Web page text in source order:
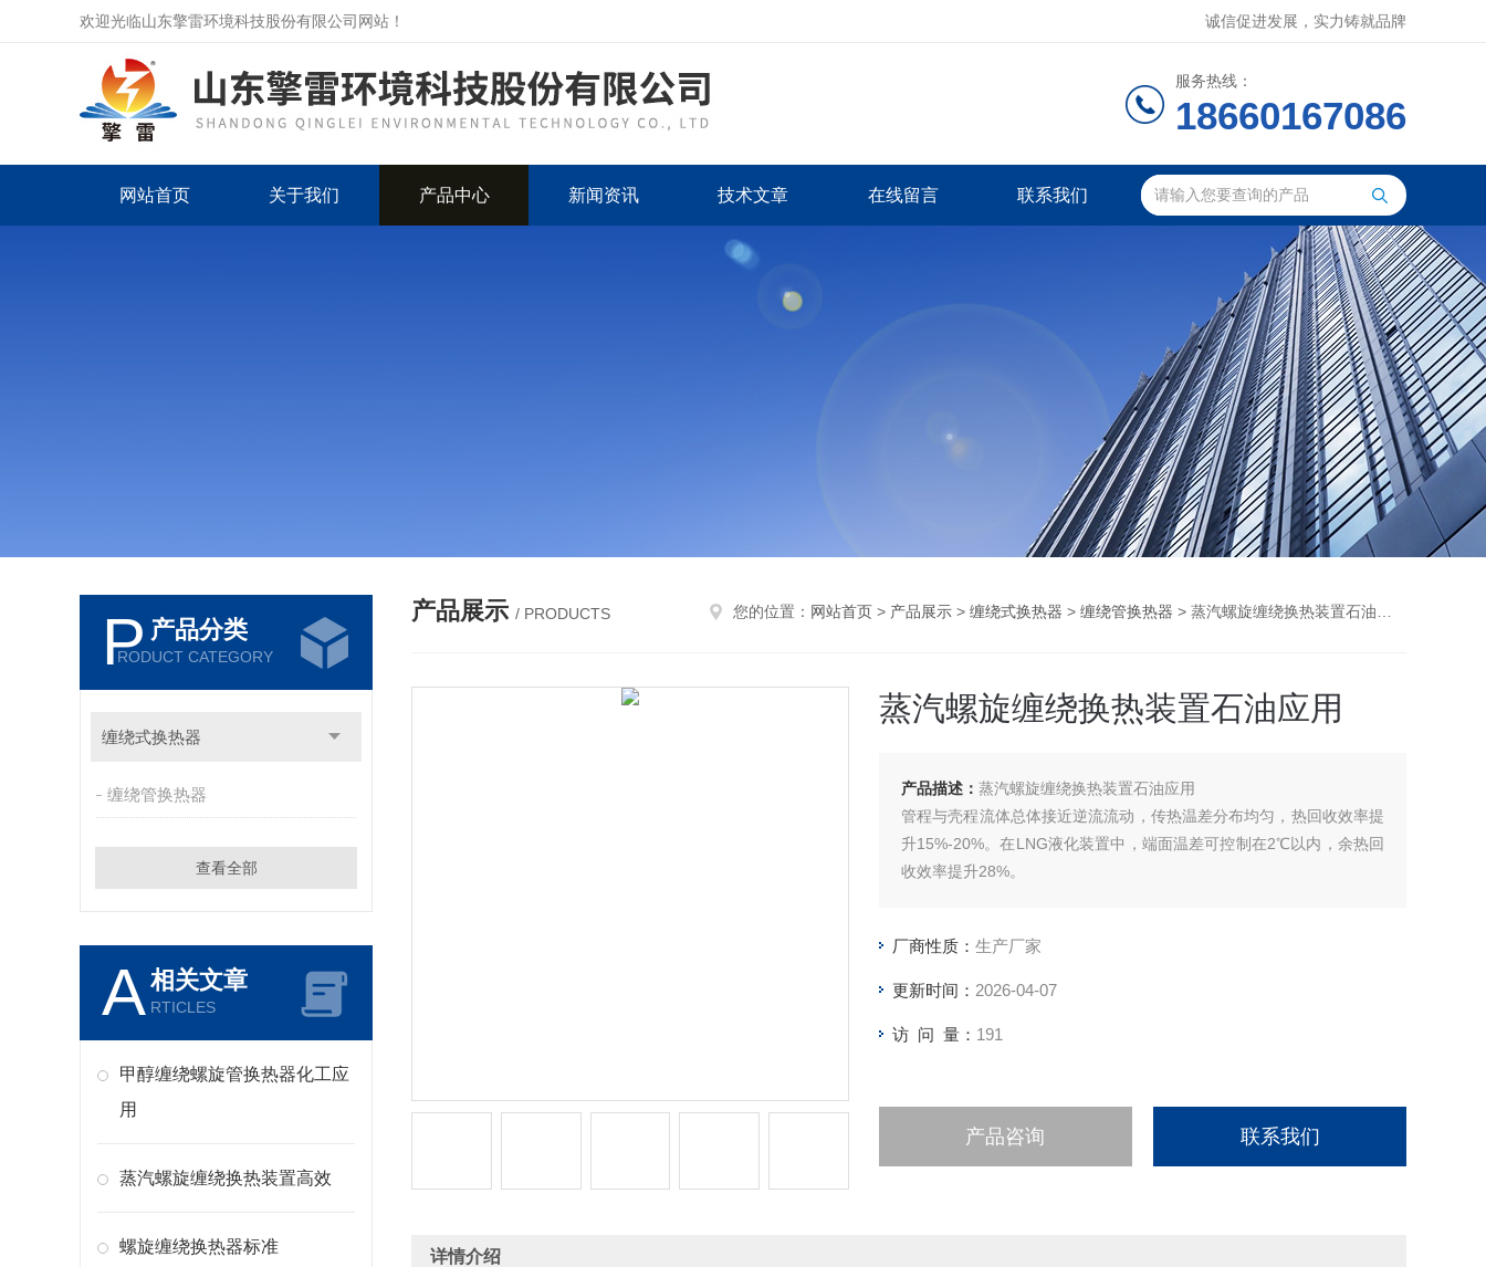
欢迎光临山东擎雷环境科技股份有限公司网站！ 诚信促进发展，实力铸就品牌
服务热线：
18660167086
网站首页 关于我们 产品中心 新闻资讯 技术文章 在线留言 联系我们
P 产品分类
RODUCT CATEGORY
缠绕式换热器
缠绕管换热器
查看全部
A相关文章
RTICLES
甲醇缠绕螺旋管换热器化工应
用
蒸汽螺旋缠绕换热装置高效
螺旋缠绕换热器标准
产品展示 / PRODUCTS 您的位置： 网站首页 > 产品展示 > 缠绕式换热器 > 缠绕管换热器 > 蒸汽螺旋缠绕换热装置石油应用
蒸汽螺旋缠绕换热装置石油应用
产品描述： 蒸汽螺旋缠绕换热装置石油应用
管程与壳程流体总体接近逆流流动，传热温差分布均匀，热回收效率提
升15%-20%。在LNG液化装置中，端面温差可控制在2℃以内，余热回
收效率提升28%。
厂商性质： 生产厂家
更新时间： 2026-04-07
访 问 量： 191
产品咨询 联系我们
详情介绍